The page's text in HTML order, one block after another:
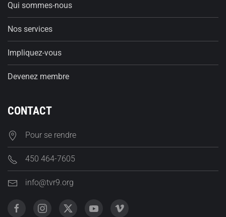
Qui sommes-nous
Nos services
Impliquez-vous
Devenez membre
CONTACT
Pour se rendre
450 464-7605
info@tvr9.org